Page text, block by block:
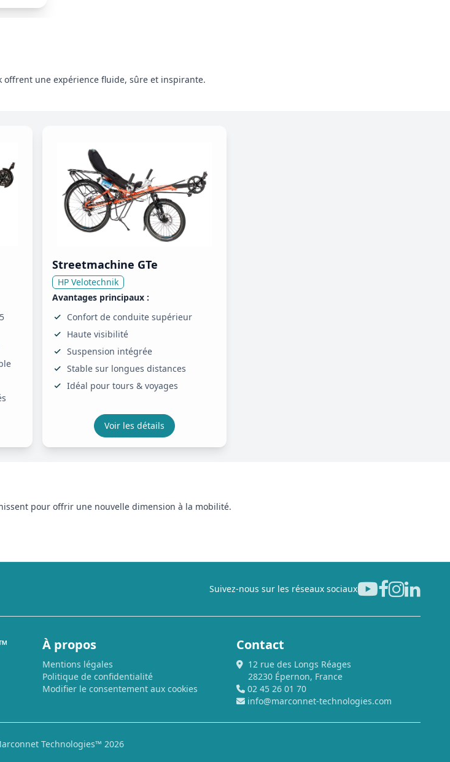
offrent une expérience fluide, sûre et inspirante.
Streetmachine GTe
HP Velotechnik
Avantages principaux :
Confort de conduite supérieur
Haute visibilité
Suspension intégrée
Stable sur longues distances
Idéal pour tours & voyages
Voir les détails
pour offrir une nouvelle dimension à la mobilité.
Suivez-nous sur les réseaux sociaux
À propos
Mentions légales
Politique de confidentialité
Modifier le consentement aux cookies
Contact
12 rue des Longs Réages
28230 Épernon, France
02 45 26 01 70
info@marconnet-technologies.com
Technologies™ 2026